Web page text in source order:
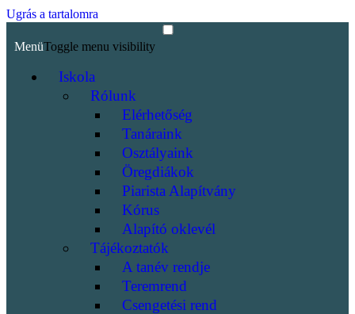
Ugrás a tartalomra
MenüToggle menu visibility
Iskola
Rólunk
Elérhetőség
Tanáraink
Osztályaink
Öregdiákok
Piarista Alapítvány
Kórus
Alapító oklevél
Tájékoztatók
A tanév rendje
Teremrend
Csengetési rend